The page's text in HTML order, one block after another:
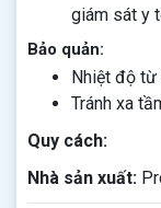
giám sát y
Bảo quản:
Nhiệt độ
Tránh xa
Quy cách:
Nhà sản xuất: